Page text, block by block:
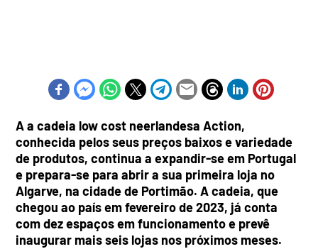
A a cadeia low cost neerlandesa Action,
conhecida pelos seus preços baixos e variedade
de produtos, continua a expandir-se em Portugal
e prepara-se para abrir a sua primeira loja no
Algarve, na cidade de Portimão. A cadeia, que
chegou ao país em fevereiro de 2023, já conta
com dez espaços em funcionamento e prevê
inaugurar mais seis lojas nos próximos meses.